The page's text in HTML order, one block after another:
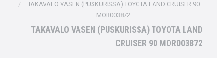
TAKAVALO VASEN (PUSKURISSA) TOYOTA LAND CRUISER 90
MOR003872
TAKAVALO VASEN (PUSKURISSA) TOYOTA LAND
CRUISER 90 MOR003872